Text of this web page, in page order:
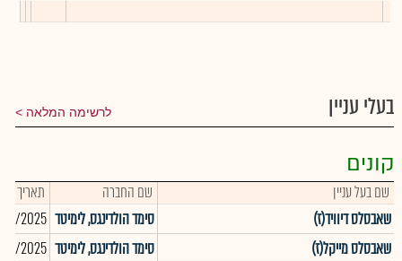
בעלי עניין לרשימה המלאה
קונים
שם בעל עניין שם החברה
תאריך
שאבסלס דיוויד(ז)
סימד הולדינגס, לימיטד 2025
שאבסלס מייקל(ז)
סימד הולדינגס, לימיטד 2025